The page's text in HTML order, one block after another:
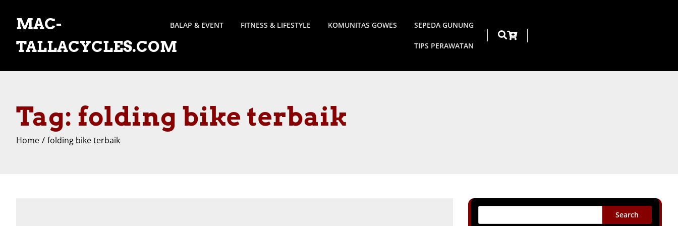
contentMAC-
TALLACYCLES.COM
BALAP & EVENT FITNESS & LIFESTYLE KOMUNITAS GOWES SEPEDA GUNUNG
TIPS PERAWATAN
Tag: folding bike terbaik
Home folding bike terbaik
Search